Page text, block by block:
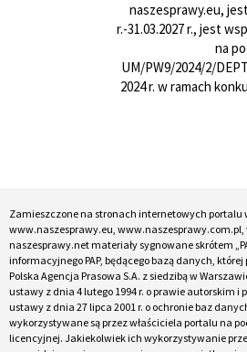
naszesprawy.eu,
r.-31.03.2027 r., jest
na
UM/PW9/2024/2/
2024 r. w ramach
Zamieszczone na stronach internetowych portalu
www.naszesprawy.eu, www.naszesprawy.com.pl,
naszesprawy.net materiały sygnowane skrótem
informacyjnego PAP, będącego bazą danych,
Polska Agencja Prasowa S.A. z siedzibą w
ustawy z dnia 4 lutego 1994 r. o prawie autorskim
ustawy z dnia 27 lipca 2001 r. o ochronie baz
wykorzystywane są przez właściciela portalu na
licencyjnej. Jakiekolwiek ich wykorzystywanie